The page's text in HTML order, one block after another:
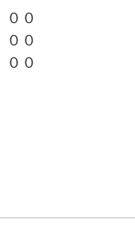
０
０
０